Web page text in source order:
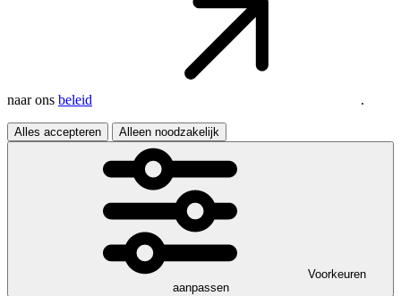
naar ons beleid .
Alles accepteren Alleen noodzakelijk
Voorkeuren
aanpassen